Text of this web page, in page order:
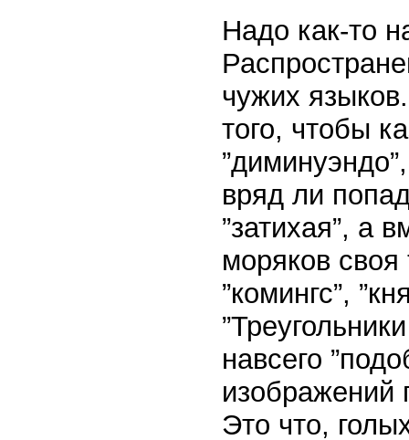
Надо как-то
чужих
того, чтобы
вряд ли
”затихая”, а
моряков
”комингс”,
навсего
изображений
Это что,